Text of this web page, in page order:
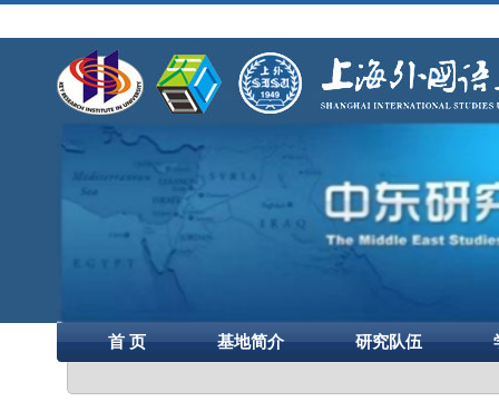
首 页 基地简介 研究队伍